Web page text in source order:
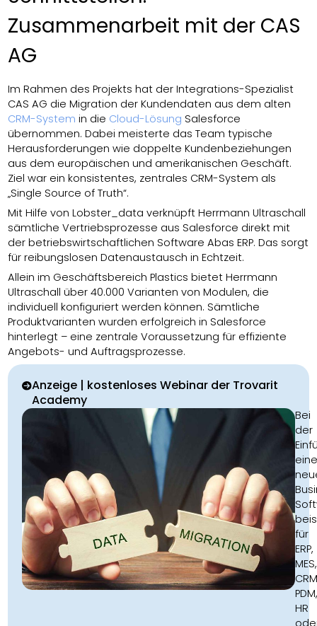
Zusammenarbeit mit der CAS
AG
Im Rahmen des Projekts hat der Integrations-Spezialist
CAS AG die Migration der Kundendaten aus dem alten
CRM-System in die Cloud-Lösung Salesforce
übernommen. Dabei meisterte das Team typische
Herausforderungen wie doppelte Kundenbeziehungen
aus dem europäischen und amerikanischen Geschäft.
Ziel war ein konsistentes, zentrales CRM-System als
„Single Source of Truth“.
Mit Hilfe von Lobster_data verknüpft Herrmann Ultraschall
sämtliche Vertriebsprozesse aus Salesforce direkt mit
der betriebswirtschaftlichen Software Abas ERP. Das sorgt
für reibungslosen Datenaustausch in Echtzeit.
Allein im Geschäftsbereich Plastics bietet Herrmann
Ultraschall über 40.000 Varianten von Modulen, die
individuell konfiguriert werden können. Sämtliche
Produktvarianten wurden erfolgreich in Salesforce
hinterlegt – eine zentrale Voraussetzung für effiziente
Angebots- und Auftragsprozesse.
Anzeige | kostenloses Webinar der Trovarit
Academy
Bei
der
für
ERP,
MES,
PDM,
HR